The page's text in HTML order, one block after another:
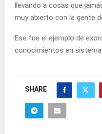
llevando a cosas que
muy abierto con la gente
Ese fue el ejemplo de
conocimientos en
SHARE